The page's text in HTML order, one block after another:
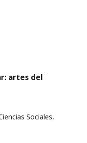
artes del
Sociales,